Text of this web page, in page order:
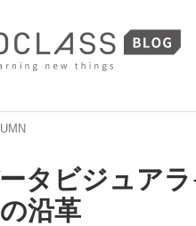
タビジュア
沿革